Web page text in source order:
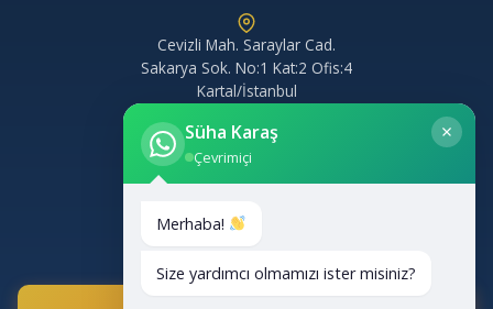
Cevizli Mah. Saraylar Cad.
Sakarya Sok. No:1 Kat:2 Ofis:4
Kartal/İstanbul
0 (532) 694 29 20
aygunlergayrimenkul@gmail.com
Süha Karaş
Çevrimiçi
Merhaba!
Size yardımcı olmamızı ister misiniz?